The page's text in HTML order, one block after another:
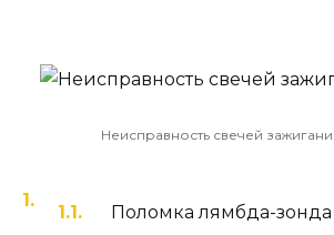
Неисправность свечей
Поломка лямбда-зонда